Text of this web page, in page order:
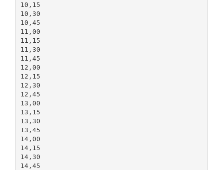
10,15
10,30
10,45
11,00
11,15
11,30
11,45
12,00
12,15
12,30
12,45
13,00
13,15
13,30
13,45
14,00
14,15
14,30
14,45